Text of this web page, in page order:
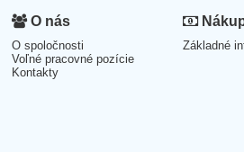
O nás
O spoločnosti
Voľné pracovné pozície
Kontakty
Základné